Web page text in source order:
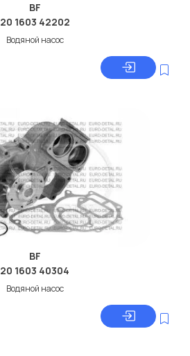
BF
20 1603 42202
Водяной насос
BF
20 1603 40304
Водяной насос